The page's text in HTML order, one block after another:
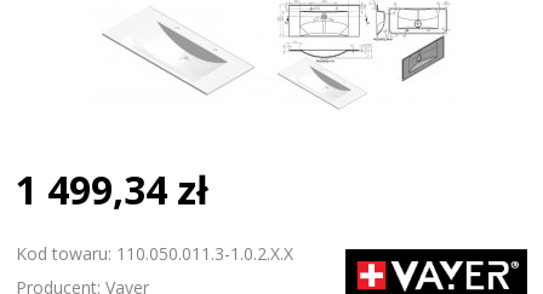
1 499,34 zł
Kod towaru: 110.050.011.3-1.0.2.X.X
Producent:Vayer